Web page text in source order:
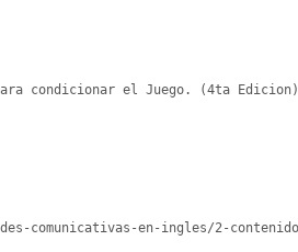
condicionar el Juego. (4ta